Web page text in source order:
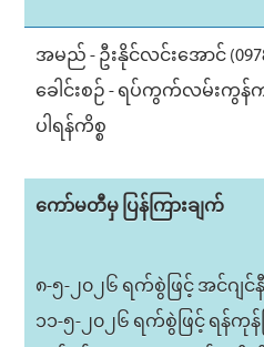
အမည် - ဦးနိုင်လင်းအောင်
ခေါင်းစဉ် - ရပ်ကွက်လမ်းကွန်
ပါရန်ကိစ္စ
ကော်မတီမှ ပြန်ကြားချက်
၈-၅-၂၀၂၆ ရက်စွဲဖြင့် အင်ဂျင်
၁၁-၅-၂၀၂၆ ရက်စွဲဖြင့် ရန်ကု